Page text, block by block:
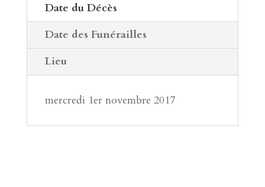
Date du Décès
Date des Funérailles
Lieu
mercredi 1er novembre 2017